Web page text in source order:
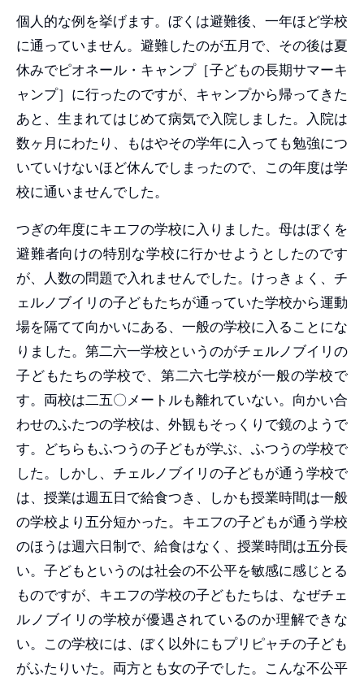
個人的な例を挙げます。ぼくは避難後、一年ほど学校
に通っていません。避難したのが五月で、その後は夏
休みでピオネール・キャンプ［子どもの長期サマーキ
ャンプ］に行ったのですが、キャンプから帰ってきた
あと、生まれてはじめて病気で入院しました。入院は
数ヶ月にわたり、もはやその学年に入っても勉強につ
いていけないほど休んでしまったので、この年度は学
校に通いませんでした。
つぎの年度にキエフの学校に入りました。母はぼくを
避難者向けの特別な学校に行かせようとしたのです
が、人数の問題で入れませんでした。けっきょく、チ
ェルノブイリの子どもたちが通っていた学校から運動
場を隔てて向かいにある、一般の学校に入ることにな
りました。第二六一学校というのがチェルノブイリの
子どもたちの学校で、第二六七学校が一般の学校で
す。両校は二五〇メートルも離れていない。向かい合
わせのふたつの学校は、外観もそっくりで鏡のようで
す。どちらもふつうの子どもが学ぶ、ふつうの学校で
した。しかし、チェルノブイリの子どもが通う学校で
は、授業は週五日で給食つき、しかも授業時間は一般
の学校より五分短かった。キエフの子どもが通う学校
のほうは週六日制で、給食はなく、授業時間は五分長
い。子どもというのは社会の不公平を敏感に感じとる
ものですが、キエフの学校の子どもたちは、なぜチェ
ルノブイリの学校が優遇されているのか理解できな
い。この学校には、ぼく以外にもプリピャチの子ども
がふたりいた。両方とも女の子でした。こんな不公平